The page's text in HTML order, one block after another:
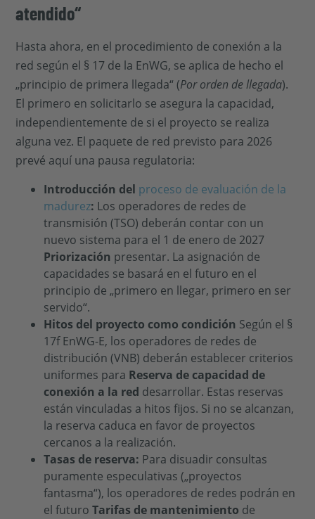
atendido“
Hasta ahora, en el procedimiento de conexión a la
red según el § 17 de la EnWG, se aplica de hecho el
„principio de primera llegada“ (Por orden de llegada).
El primero en solicitarlo se asegura la capacidad,
independientemente de si el proyecto se realiza
alguna vez. El paquete de red previsto para 2026
prevé aquí una pausa regulatoria:
Introducción del proceso de evaluación de la
madurez: Los operadores de redes de
transmisión (TSO) deberán contar con un
nuevo sistema para el 1 de enero de 2027
Priorización presentar. La asignación de
capacidades se basará en el futuro en el
principio de „primero en llegar, primero en ser
servido“.
Hitos del proyecto como condición Según el §
17f EnWG-E, los operadores de redes de
distribución (VNB) deberán establecer criterios
uniformes para Reserva de capacidad de
conexión a la red desarrollar. Estas reservas
están vinculadas a hitos fijos. Si no se alcanzan,
la reserva caduca en favor de proyectos
cercanos a la realización.
Tasas de reserva: Para disuadir consultas
puramente especulativas („proyectos
fantasma“), los operadores de redes podrán en
el futuroTarifas de mantenimiento de